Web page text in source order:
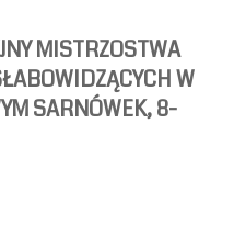
MISTRZOSTWA
W
SARNÓWEK, 8-